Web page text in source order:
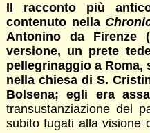
Il racconto più
contenuto nella
Antonino da Firenze
versione, un prete
pellegrinaggio a Roma,
nella chiesa di S.
Bolsena; egli era
transustanziazione del
subito fugati alla visione